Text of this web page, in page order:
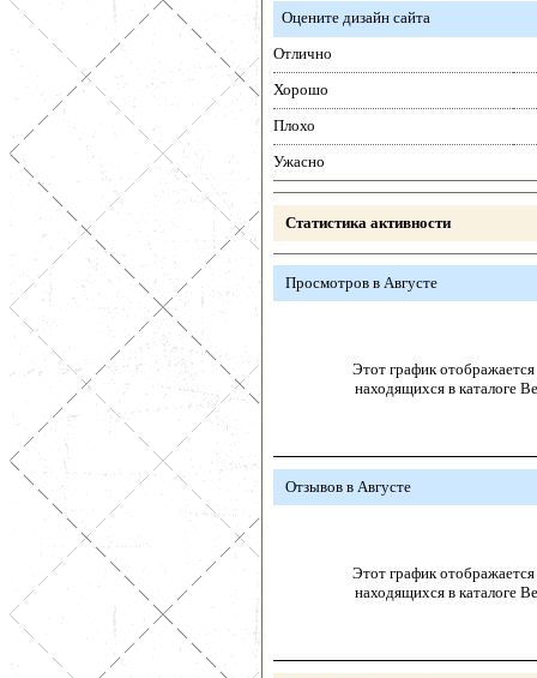
Оцените дизайн сайта
Отлично
Хорошо
Плохо
Ужасно
Статистика активности
Просмотров в Августе
Этот график отображается
находящихся в каталоге
Отзывов в Августе
Этот график отображается
находящихся в каталоге